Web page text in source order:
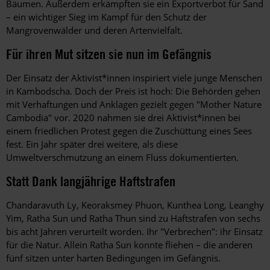
Bäumen. Außerdem erkämpften sie ein Exportverbot für Sand
– ein wichtiger Sieg im Kampf für den Schutz der
Mangrovenwälder und deren Artenvielfalt.
Für ihren Mut sitzen sie nun im Gefängnis
Der Einsatz der Aktivist*innen inspiriert viele junge Menschen
in Kambodscha. Doch der Preis ist hoch: Die Behörden gehen
mit Verhaftungen und Anklagen gezielt gegen "Mother Nature
Cambodia" vor. 2020 nahmen sie drei Aktivist*innen bei
einem friedlichen Protest gegen die Zuschüttung eines Sees
fest. Ein Jahr später drei weitere, als diese
Umweltverschmutzung an einem Fluss dokumentierten.
Statt Dank langjährige Haftstrafen
Chandaravuth Ly, Keoraksmey Phuon, Kunthea Long, Leanghy
Yim, Ratha Sun und Ratha Thun sind zu Haftstrafen von sechs
bis acht Jahren verurteilt worden. Ihr "Verbrechen": ihr Einsatz
für die Natur. Allein Ratha Sun konnte fliehen – die anderen
fünf sitzen unter harten Bedingungen im Gefängnis.